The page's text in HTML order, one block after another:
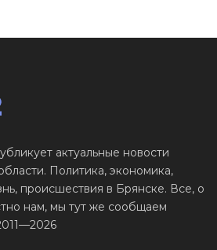
актуальные новости
Политика, экономика,
происшествия в Брянске. Все, о
нам, мы тут же сообщаем